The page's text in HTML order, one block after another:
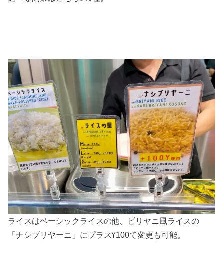
ライスはベーシックライスの他、ビリヤニ風ライスの
「ナシブリヤーニ」にプラス¥100で変更も可能。